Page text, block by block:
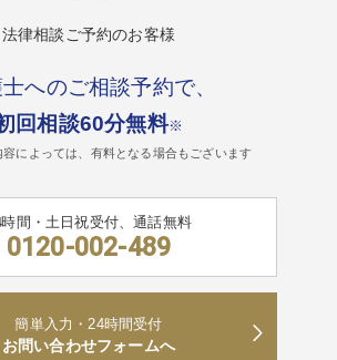
法律相談ご予約のお客様
へのご相談予約で、
回相談60分無料※
によっては、有料となる場合もございます
時間・土日祝受付、通話無料
0120-002-489
簡単入力・24時間受付
お問い合わせフォームへ